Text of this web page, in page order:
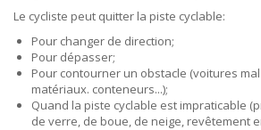
Le cycliste peut quitter la piste cyclable:
Pour changer de direction;
Pour dépasser;
Pour contourner un obstacle (voitures
matériaux. conteneurs...);
Quand la piste cyclable est impraticable
de verre, de boue, de neige, revêtement